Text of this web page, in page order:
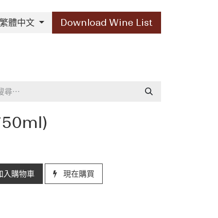
體中文 Download Wine List
購物車 現在購買